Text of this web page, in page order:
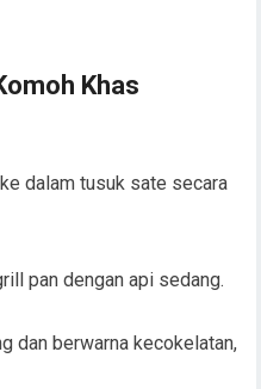
Khas
dalam tusuk sate secara
pan dengan api sedang.
dan berwarna kecokelatan,